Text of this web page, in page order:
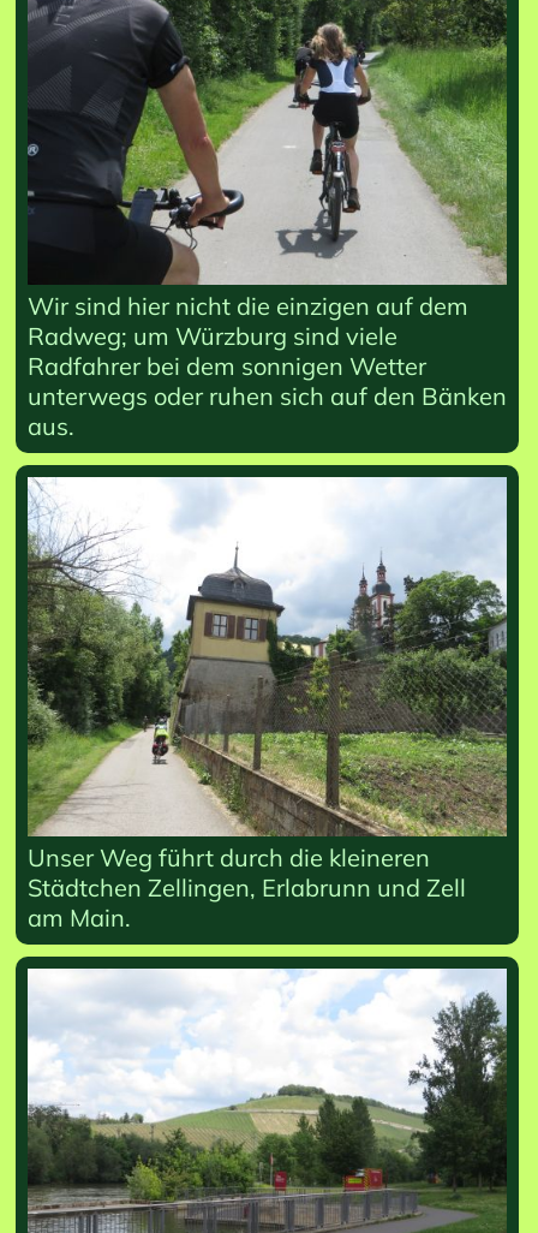
Wir sind hier nicht die einzigen auf dem
Radweg; um Würzburg sind viele
Radfahrer bei dem sonnigen Wetter
unterwegs oder ruhen sich auf den Bänken
aus.
Unser Weg führt durch die kleineren
Städtchen Zellingen, Erlabrunn und Zell
am Main.